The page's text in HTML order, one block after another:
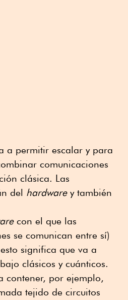
a permitir escalar y para
comunicaciones
clásica. Las
del hardwarey también
con el que las
se comunican entre sí)
significa que va a
clásicos y cuánticos.
contener, por ejemplo,
tejido de circuitos